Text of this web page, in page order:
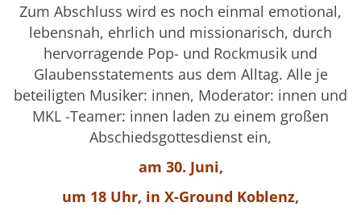
Zum Abschluss wird es noch einmal emotional,
lebensnah, ehrlich und missionarisch, durch
hervorragende Pop- und Rockmusik und
Glaubensstatements aus dem Alltag. Alle je
beteiligten Musiker: innen, Moderator: innen und
MKL -Teamer: innen laden zu einem großen
Abschiedsgottesdienst ein,
am 30. Juni,
um 18 Uhr, in X-Ground Koblenz,